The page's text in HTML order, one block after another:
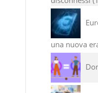
una nuova